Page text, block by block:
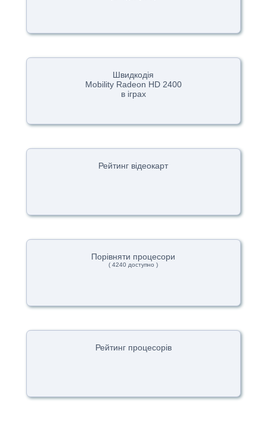
Швидкодія
Mobility Radeon HD 2400
в іграх
Рейтинг відеокарт
Порівняти процесори
( 4240 доступно )
Рейтинг процесорів